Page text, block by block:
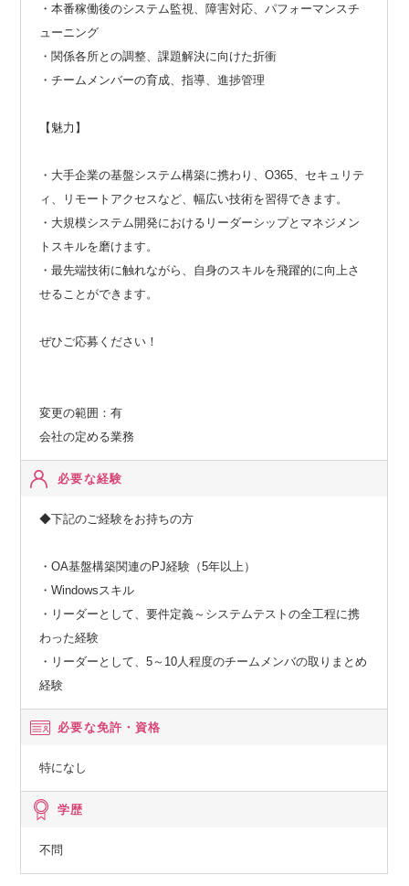
・本番稼働後のシステム監視、障害対応、パフォーマンスチ
ューニング
・関係各所との調整、課題解決に向けた折衝
・チームメンバーの育成、指導、進捗管理
【魅力】
・大手企業の基盤システム構築に携わり、O365、セキュリテ
ィ、リモートアクセスなど、幅広い技術を習得できます。
・大規模システム開発におけるリーダーシップとマネジメン
トスキルを磨けます。
・最先端技術に触れながら、自身のスキルを飛躍的に向上さ
せることができます。
ぜひご応募ください！
変更の範囲：有
会社の定める業務
必要な経験
◆下記のご経験をお持ちの方
・OA基盤構築関連のPJ経験（5年以上）
・Windowsスキル
・リーダーとして、要件定義～システムテストの全工程に携
わった経験
・リーダーとして、5～10人程度のチームメンバの取りまとめ
経験
必要な免許・資格
特になし
学歴
不問